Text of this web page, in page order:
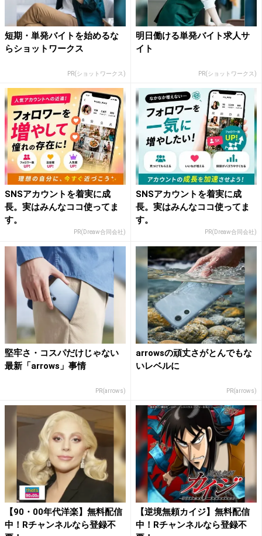
短期・単発バイトを始めるな
らショットワークス
PR(ショットワークス)
明日働ける単発バイト求人サ
イト
PR(ショットワークス)
SNSアカウントを着実に成
長。実はみんなココ使ってま
す。
PR(Dreaw合同会社)
SNSアカウントを着実に成
長。実はみんなココ使ってま
す。
PR(Dreaw合同会社)
堅牢さ・コスパだけじゃない
最新「arrows」事情
PR(arrows)
arrowsの頑丈さがとんでもな
いレベルに
PR(arrows)
【90・00年代洋楽】無料配信
中！Rチャンネルなら登録不
【逆境無頼カイジ】無料配信
中！Rチャンネルなら登録不